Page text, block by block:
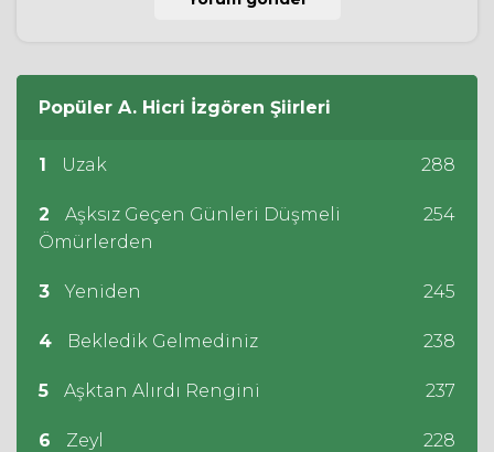
Popüler A. Hicri İzgören Şiirleri
1 Uzak 288
2
Aşksız Geçen Günleri Düşmeli
Ömürlerden
254
3 Yeniden 245
4 Bekledik Gelmediniz 238
5 Aşktan Alırdı Rengini 237
6 Zeyl 228